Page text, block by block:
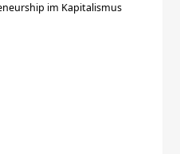
im Kapitalismus